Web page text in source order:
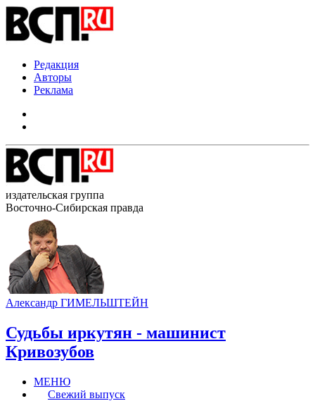
Редакция
Авторы
Реклама
издательская группа
Восточно-Сибирская правда
Александр ГИМЕЛЬШТЕЙН
Судьбы иркутян - машинист
Кривозубов
МЕНЮ
Свежий выпуск